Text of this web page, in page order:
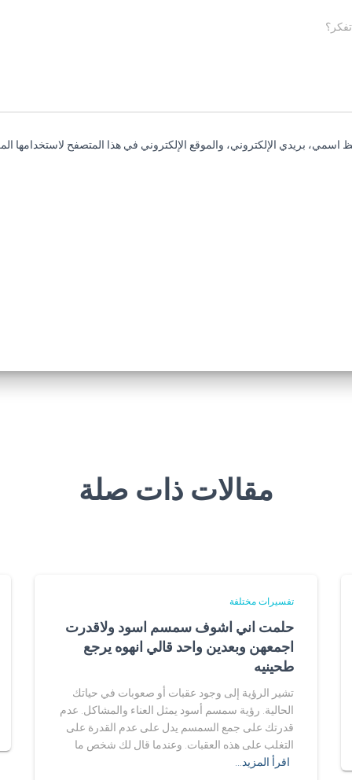
اسمي، بريدي الإلكتروني، والموقع الإلكتروني في هذا المتصفح لاستخدامها
مقالات ذات صلة
تفسيرات مختلفة
حلمت اني اشوف سمسم اسود ولاقدرت
اجمعهن وبعدين واحد قالي انهوه يرجع
طحينيه
تشير الرؤية إلى وجود عقبات أو صعوبات في حياتك
الحالية. رؤية سمسم أسود يمثل العناء والمشاكل. عدم
قدرتك على جمع السمسم يدل على عدم القدرة على
التغلب على هذه العقبات. وعندما قال لك شخص ما
اقرأ المزيد…